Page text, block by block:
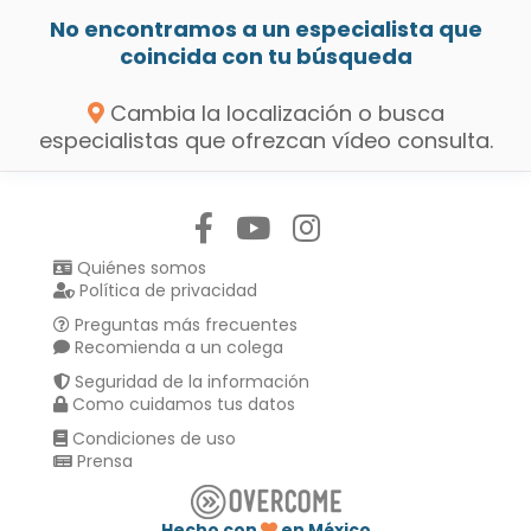
No encontramos a un especialista que
coincida con tu búsqueda
Cambia la localización o busca
especialistas que ofrezcan vídeo consulta.
Quiénes somos
Política de privacidad
Preguntas más frecuentes
Recomienda a un colega
Seguridad de la información
Como cuidamos tus datos
Condiciones de uso
Prensa